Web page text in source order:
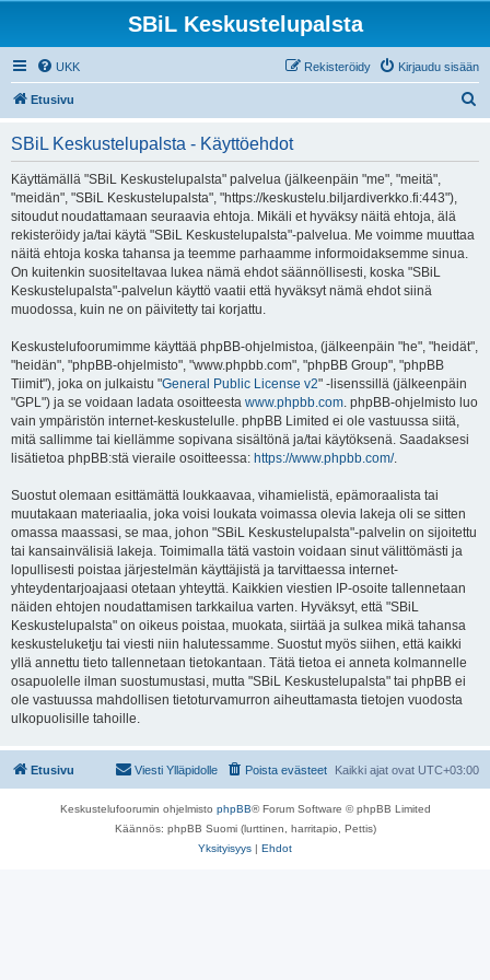
SBiL Keskustelupalsta
UKK Kirjaudu sisään
Rekisteröidy
Etusivu
SBiL Keskustelupalsta - Käyttöehdot
Käyttämällä "SBiL Keskustelupalsta" palvelua (jälkeenpäin "me", "meitä",
"meidän", "SBiL Keskustelupalsta", "https://keskustelu.biljardiverkko.fi:443"),
sitoudut noudattamaan seuraavia ehtoja. Mikäli et hyväksy näitä ehtoja, älä
rekisteröidy ja/tai käytä "SBiL Keskustelupalsta"-palvelua. Me voimme muuttaa
näitä ehtoja koska tahansa ja teemme parhaamme informoidaksemme sinua.
On kuitenkin suositeltavaa lukea nämä ehdot säännöllisesti, koska "SBiL
Keskustelupalsta"-palvelun käyttö vaatii että hyväksyt nämä ehdot siinä
muodossa, kuin ne on päivitetty tai korjattu.
Keskustelufoorumimme käyttää phpBB-ohjelmistoa, (jälkeenpäin "he", "heidät",
"heidän", "phpBB-ohjelmisto", "www.phpbb.com", "phpBB Group", "phpBB
Tiimit"), joka on julkaistu "General Public License v2" -lisenssillä (jälkeenpäin
"GPL") ja se voidaan ladata osoitteesta www.phpbb.com. phpBB-ohjelmisto luo
vain ympäristön internet-keskustelulle. phpBB Limited ei ole vastuussa siitä,
mitä sallimme tai kiellämme sopivana sisältönä ja/tai käytöksenä. Saadaksesi
lisätietoa phpBB:stä vieraile osoitteessa: https://www.phpbb.com/.
Suostut olemaan esittämättä loukkaavaa, vihamielistä, epämoraalista tai
muutakaan materiaalia, joka voisi loukata voimassa olevia lakeja oli se sitten
omassa maassasi, se maa, johon "SBiL Keskustelupalsta"-palvelin on sijoitettu
tai kansainvälisiä lakeja. Toimimalla tätä vastoin voidaan sinut välittömästi ja
lopullisesti poistaa järjestelmän käyttäjistä ja tarvittaessa internet-
yhteydentarjoajaasi otetaan yhteyttä. Kaikkien viestien IP-osoite tallennetaan
näiden ehtojen noudattamisen tarkkailua varten. Hyväksyt, että "SBiL
Keskustelupalsta" on oikeus poistaa, muokata, siirtää ja sulkea mikä tahansa
keskusteluketju tai viesti niin halutessamme. Suostut myös siihen, että kaikki
yllä annettu tieto tallennetaan tietokantaan. Tätä tietoa ei anneta kolmannelle
osapuolelle ilman suostumustasi, mutta "SBiL Keskustelupalsta" tai phpBB ei
ole vastuussa mahdollisen tietoturvamurron aiheuttamasta tietojen vuodosta
ulkopuolisille tahoille.
Etusivu Kaikki ajat ovat UTC+03:00
Poista evästeet
Viesti Ylläpidolle
Keskustelufoorumin ohjelmisto phpBB® Forum Software © phpBB Limited
Käännös: phpBB Suomi (lurttinen, harritapio, Pettis)
Yksityisyys | Ehdot